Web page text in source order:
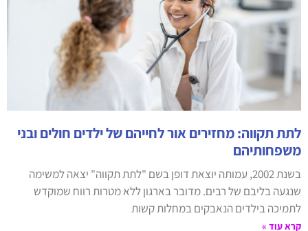
לתת תקווה: מחזירים אור לחייהם של ילדים חולים ובני
משפחותיהם
בשנת 2002, עמותה יוצאת דופן בשם "לתת תקווה" יצאה למשימה
שנגעה בליבם של רבים. מדובר בארגון ללא מטרות רווח שמוקדש
לתמיכה בילדים הנאבקים במחלות קשות
קרא עוד »